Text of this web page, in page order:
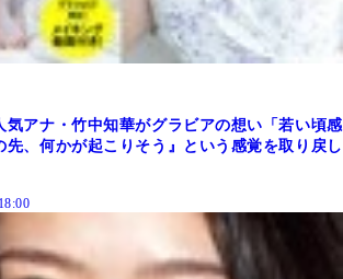
気アナ・竹中知華がグラビアの想い「若い頃感
先、何かが起こりそう』という感覚を取り戻し